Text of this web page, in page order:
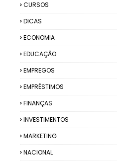
CURSOS
DICAS
ECONOMIA
EDUCAÇÃO
EMPREGOS
EMPRÉSTIMOS
FINANÇAS
INVESTIMENTOS
MARKETING
NACIONAL